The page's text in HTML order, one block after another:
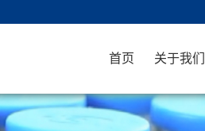
首页 关于我们